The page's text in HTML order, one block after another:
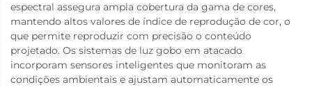
espectral assegura ampla cobertura da gama de cores,
mantendo altos valores de índice de reprodução de cor, o
que permite reproduzir com precisão o conteúdo
projetado. Os sistemas de luz gobo em atacado
incorporam sensores inteligentes que monitoram as
condições ambientais e ajustam automaticamente os